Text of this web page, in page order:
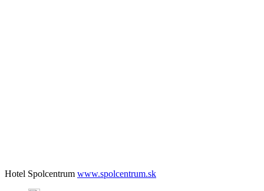
Hotel Spolcentrum www.spolcentrum.sk